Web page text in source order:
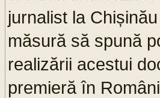
jurnalist la
măsură să spună
realizării acestui
premieră în